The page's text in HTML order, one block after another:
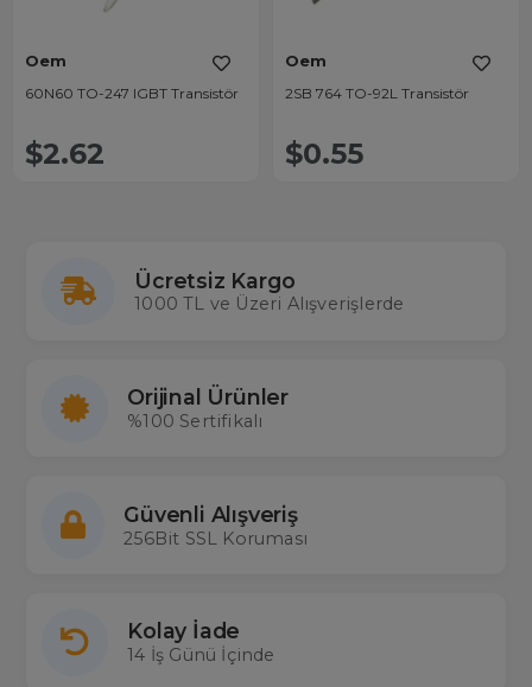
Oem
60N60 TO-247 IGBT Transistör
$2.62
Oem
2SB 764 TO-92L Transistör
$0.55
Ücretsiz Kargo
1000 TL ve Üzeri Alışverişlerde
Orijinal Ürünler
%100 Sertifikalı
Güvenli Alışveriş
256Bit SSL Koruması
Kolay İade
14 İş Günü İçinde